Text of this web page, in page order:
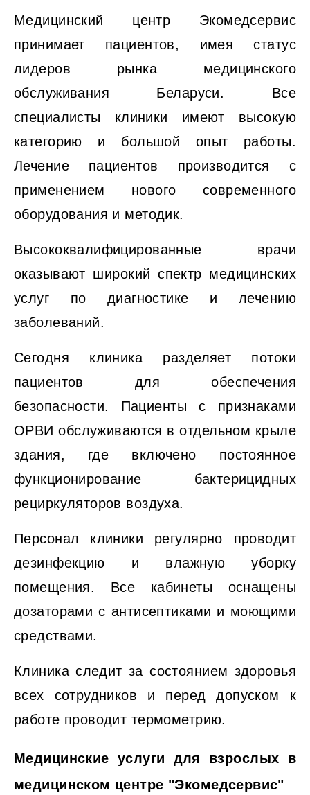
Медицинский центр Экомедсервис
принимает пациентов, имея статус
лидеров рынка медицинского
обслуживания Беларуси. Все
специалисты клиники имеют высокую
категорию и большой опыт работы.
Лечение пациентов производится с
применением нового современного
оборудования и методик.
Высококвалифицированные врачи
оказывают широкий спектр медицинских
услуг по диагностике и лечению
заболеваний.
Сегодня клиника разделяет потоки
пациентов для обеспечения
безопасности. Пациенты с признаками
ОРВИ обслуживаются в отдельном крыле
здания, где включено постоянное
функционирование бактерицидных
рециркуляторов воздуха.
Персонал клиники регулярно проводит
дезинфекцию и влажную уборку
помещения. Все кабинеты оснащены
дозаторами с антисептиками и моющими
средствами.
Клиника следит за состоянием здоровья
всех сотрудников и перед допуском к
работе проводит термометрию.
Медицинские услуги для взрослых в
медицинском центре "Экомедсервис"